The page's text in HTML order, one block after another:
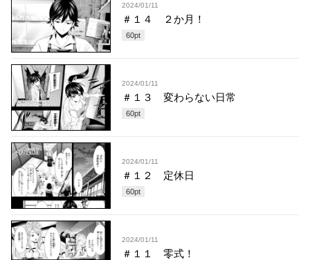
2024/01/11
＃１４ ２か月！
60pt
2024/01/11
＃１３ 変わらない日常
60pt
2024/01/11
＃１２ 定休日
60pt
2024/01/11
＃１１ 零式！